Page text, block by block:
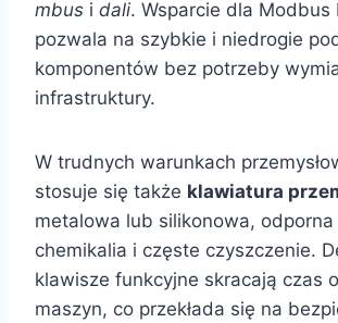
mbus i dali. Wsparcie dla Modbus
pozwala na szybkie i niedrogie
komponentów bez potrzeby
infrastruktury.
W trudnych warunkach
stosuje się także klawiatura
metalowa lub silikonowa, odporna
chemikalia i częste czyszczenie.
klawisze funkcyjne skracają czas
maszyn, co przekłada się na